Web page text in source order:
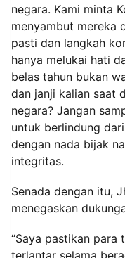
negara. Kami minta
menyambut mereka
pasti dan langkah
hanya melukai hati
belas tahun bukan
dan janji kalian saat
negara? Jangan
untuk berlindung
dengan nada bijak
integritas.
Senada dengan itu,
menegaskan
“Saya pastikan para